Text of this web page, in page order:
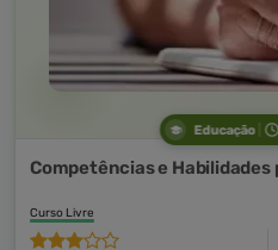
Educação
Competências e
Curso Livre